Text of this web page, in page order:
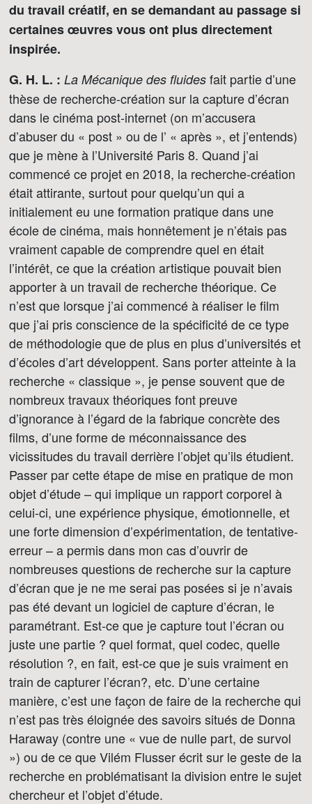
du travail créatif, en se demandant au passage si
certaines œuvres vous ont plus directement
inspirée.
G. H. L. : La Mécanique des fluides fait partie d’une
thèse de recherche-création sur la capture d’écran
dans le cinéma post-internet (on m’accusera
d’abuser du « post » ou de l’ « après », et j’entends)
que je mène à l’Université Paris 8. Quand j’ai
commencé ce projet en 2018, la recherche-création
était attirante, surtout pour quelqu’un qui a
initialement eu une formation pratique dans une
école de cinéma, mais honnêtement je n’étais pas
vraiment capable de comprendre quel en était
l’intérêt, ce que la création artistique pouvait bien
apporter à un travail de recherche théorique. Ce
n’est que lorsque j’ai commencé à réaliser le film
que j’ai pris conscience de la spécificité de ce type
de méthodologie que de plus en plus d’universités et
d’écoles d’art développent. Sans porter atteinte à la
recherche « classique », je pense souvent que de
nombreux travaux théoriques font preuve
d’ignorance à l’égard de la fabrique concrète des
films, d’une forme de méconnaissance des
vicissitudes du travail derrière l’objet qu’ils étudient.
Passer par cette étape de mise en pratique de mon
objet d’étude – qui implique un rapport corporel à
celui-ci, une expérience physique, émotionnelle, et
une forte dimension d’expérimentation, de tentative-
erreur – a permis dans mon cas d’ouvrir de
nombreuses questions de recherche sur la capture
d’écran que je ne me serai pas posées si je n’avais
pas été devant un logiciel de capture d’écran, le
paramétrant. Est-ce que je capture tout l’écran ou
juste une partie ? quel format, quel codec, quelle
résolution ?, en fait, est-ce que je suis vraiment en
train de capturer l’écran?, etc. D’une certaine
manière, c’est une façon de faire de la recherche qui
n’est pas très éloignée des savoirs situés de Donna
Haraway (contre une « vue de nulle part, de survol
») ou de ce que Vilém Flusser écrit sur le geste de la
recherche en problématisant la division entre le sujet
chercheur et l’objet d’étude.